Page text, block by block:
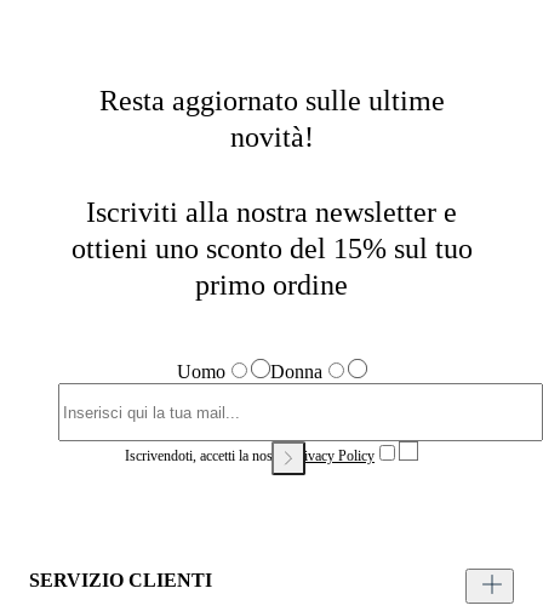
Resta aggiornato sulle ultime
novità!
Iscriviti alla nostra newsletter e
ottieni uno sconto del 15% sul tuo
primo ordine
Uomo Donna
Iscrivendoti, accetti la nostraPrivacy Policy
SERVIZIO CLIENTI